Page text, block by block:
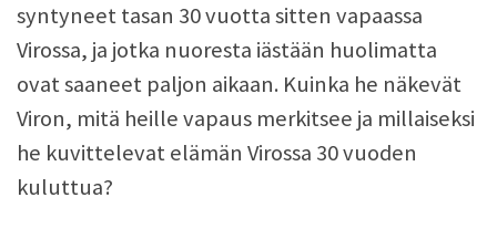
syntyneet tasan 30 vuotta sitten vapaassa
Virossa, ja jotka nuoresta iästään huolimatta
ovat saaneet paljon aikaan. Kuinka he näkevät
Viron, mitä heille vapaus merkitsee ja millaiseksi
he kuvittelevat elämän Virossa 30 vuoden
kuluttua?